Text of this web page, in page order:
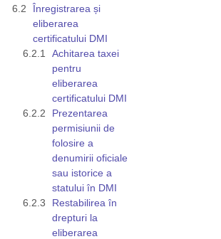
Înregistrarea și
eliberarea
certificatului DMI
Achitarea taxei
pentru
eliberarea
certificatului DMI
Prezentarea
permisiunii de
folosire a
denumirii oficiale
sau istorice a
statului în DMI
Restabilirea în
drepturi la
eliberarea